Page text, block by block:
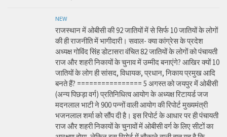
NEW
राजस्थान में ओबीसी की 92 जातियों में से सिर्फ 10 जातियों के लोगों
की ही राजनीति में भागीदारी। सवाल- क्या कांग्रेस के प्रदेश
अध्यक्ष गोविंद सिंह डोटासरा वंचित 82 जातियों के लोगों को पंचायती
राज और शहरी निकायों के चुनाव में उम्मीद बनाएंगे? आखिर क्यों 10
जातियों के लोग ही सांसद, विधायक, प्रधान, निकाय प्रमुख आदि
बनते हैं? ================ 5 अगस्त को जयपुर में ओबीसी
(अन्य पिछड़ा वर्ग) प्रतिनिधित्व आयोग के अध्यक्ष रिटायर्ड जज
मदनलाल भाटी ने 900 पन्नों वाली आयोग की रिपोर्ट मुख्यमंत्री
भजनलाल शर्मा को सौंप दी है। इस रिपोर्ट के आधार पर ही पंचायती
राज और शहरी निकायों के चुनावों में ओबीसी वर्ग के लिए सीटों का